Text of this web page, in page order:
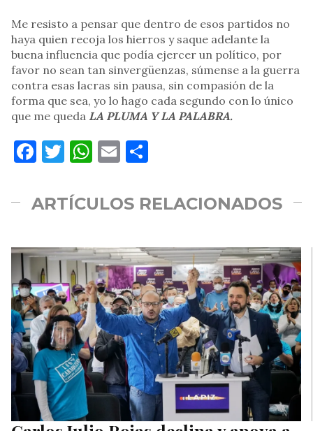
Me resisto a pensar que dentro de esos partidos no
haya quien recoja los hierros y saque adelante la
buena influencia que podía ejercer un político, por
favor no sean tan sinvergüenzas, súmense a la guerra
contra esas lacras sin pausa, sin compasión de la
forma que sea, yo lo hago cada segundo con lo único
que me queda LA PLUMA Y LA PALABRA.
Facebook
Twitter
WhatsApp
Email
ARTÍCULOS RELACIONADOS